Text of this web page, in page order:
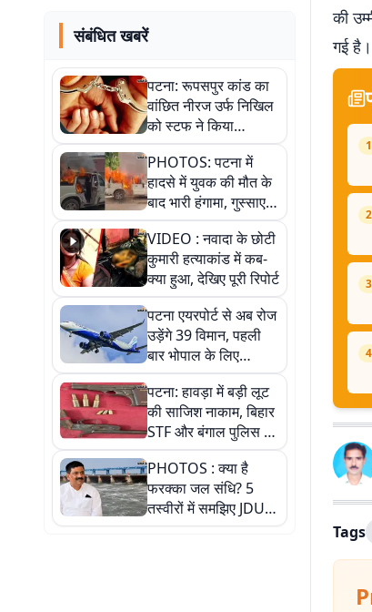
संबंधित खबरें
पटना: रूपसपुर कांड का
वांछित नीरज उर्फ निखिल
को स्टफ ने किया
गिरफ्तार, 125 पुड़िया
स्मैक जब्त
PHOTOS: पटना में
हादसे में युवक की मौत के
बाद भारी हंगामा, गुस्साए
लोगों ने बस-पुलिस की
गाड़ियां फूंकी. फोटो में
जानिए पूरी कहानी
VIDEO : नवादा के छोटी
कुमारी हत्याकांड में कब-
क्या हुआ, देखिए पूरी रिपोर्ट
पटना एयरपोर्ट से अब रोज
उड़ेंगे 39 विमान, पहली
बार भोपाल के लिए
डायरेक्ट फ्लाइट, जानें
नया शेड्यूल
पटना: हावड़ा में बड़ी लूट
की साजिश नाकाम, बिहार
STF और बंगाल पुलिस ने
6 अपराधियों को किया
गिरफ्तार
PHOTOS : क्या है
फरक्का जल संधि? 5
तस्वीरों में समझिए JDU के
विरोध से लेकर बिहार पर
की
गई है।
1
2
3
4
Tags